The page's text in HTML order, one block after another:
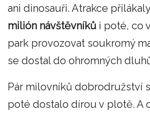
ani dinosauři. Atrakce
milión návštěvníků i poté, co
park provozovat soukromý
se dostal do ohromných
Pár milovníků dobrodružství
poté dostalo dírou v plotě. A